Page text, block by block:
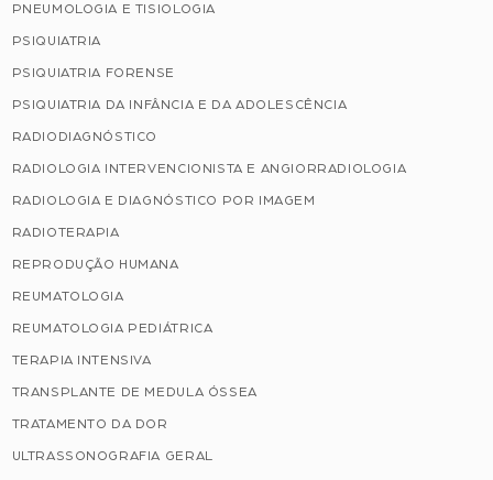
PNEUMOLOGIA E TISIOLOGIA
PSIQUIATRIA
PSIQUIATRIA FORENSE
PSIQUIATRIA DA INFÂNCIA E DA ADOLESCÊNCIA
RADIODIAGNÓSTICO
RADIOLOGIA INTERVENCIONISTA E ANGIORRADIOLOGIA
RADIOLOGIA E DIAGNÓSTICO POR IMAGEM
RADIOTERAPIA
REPRODUÇÃO HUMANA
REUMATOLOGIA
REUMATOLOGIA PEDIÁTRICA
TERAPIA INTENSIVA
TRANSPLANTE DE MEDULA ÓSSEA
TRATAMENTO DA DOR
ULTRASSONOGRAFIA GERAL